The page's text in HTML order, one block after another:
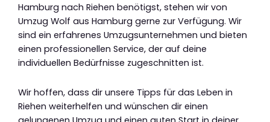
Hamburg nach Riehen benötigst, stehen wir von
Umzug Wolf aus Hamburg gerne zur Verfügung. Wir
sind ein erfahrenes Umzugsunternehmen und bieten
einen professionellen Service, der auf deine
individuellen Bedürfnisse zugeschnitten ist.
Wir hoffen, dass dir unsere Tipps für das Leben in
Riehen weiterhelfen und wünschen dir einen